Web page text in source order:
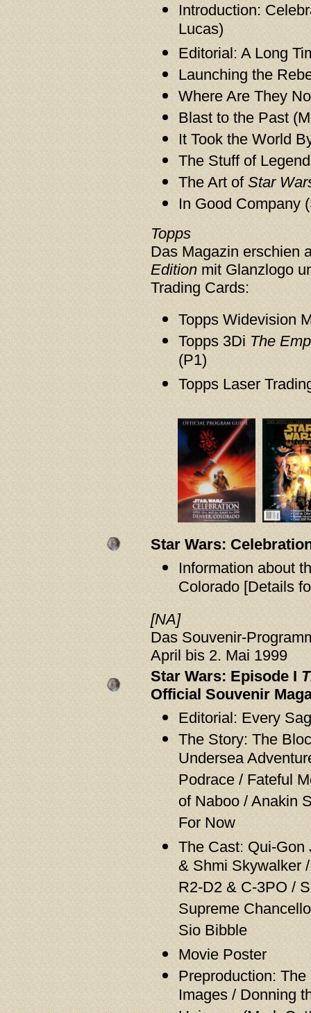
Introduction:
Lucas)
Editorial: A Long
Launching the
Where Are They
Blast to the Past
It Took the World
The Stuff of
The Art ofStar
In Good Company
Topps
Das Magazin erschien
Editionmit Glanzlogo
Trading Cards:
Topps Widevision
Topps 3DiThe
(P1)
Topps Laser
Star Wars:
Information about
Colorado [Details
[NA]
Das Souvenir-
April bis 2. Mai 1999
Star Wars: Episode I
Official Souvenir
Editorial: Every
The Story: The
Undersea
Podrace / Fateful
of Naboo / Anakin
For Now
The Cast: Qui-Gon
& Shmi Skywalker
R2-D2 & C-3PO /
Supreme
Sio Bibble
Movie Poster
Preproduction:
Images / Donning